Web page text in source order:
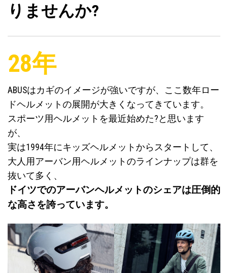
りませんか?
28年
ABUSはカギのイメージが強いですが、ここ数年ロー
ドヘルメットの展開が大きくなってきています。
スポーツ用ヘルメットを最近始めた?と思います
が、
実は1994年にキッズヘルメットからスタートして、
大人用アーバン用ヘルメットのラインナップは群を
抜いて多く、
ドイツでのアーバンヘルメットのシェアは圧倒的
な高さを誇っています。